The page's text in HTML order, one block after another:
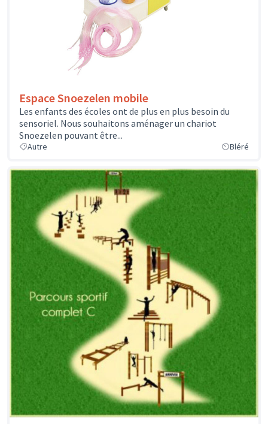
Espace Snoezelen mobile
Les enfants des écoles ont de plus en plus besoin du
sensoriel. Nous souhaitons aménager un chariot
Snoezelen pouvant être...
Autre Bléré